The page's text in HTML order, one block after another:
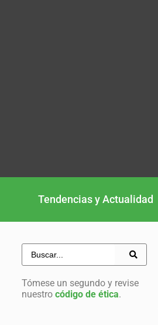
Tendencias y Actualidad
Tómese un segundo y revise
nuestro código de ética.